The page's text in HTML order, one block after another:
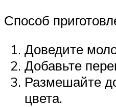
Способ
Доведите
Добавьте
Размешайте
цвета.